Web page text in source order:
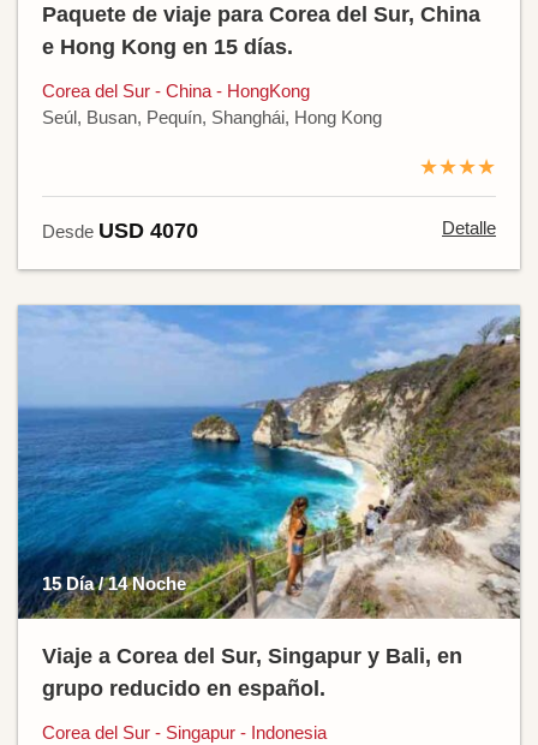
Paquete de viaje para Corea del Sur, China
e Hong Kong en 15 días.
Corea del Sur - China - HongKong
Seúl, Busan, Pequín, Shanghái, Hong Kong
★★★★
Desde USD 4070 Detalle
15 Día / 14 Noche
Viaje a Corea del Sur, Singapur y Bali, en
grupo reducido en español.
Corea del Sur - Singapur - Indonesia